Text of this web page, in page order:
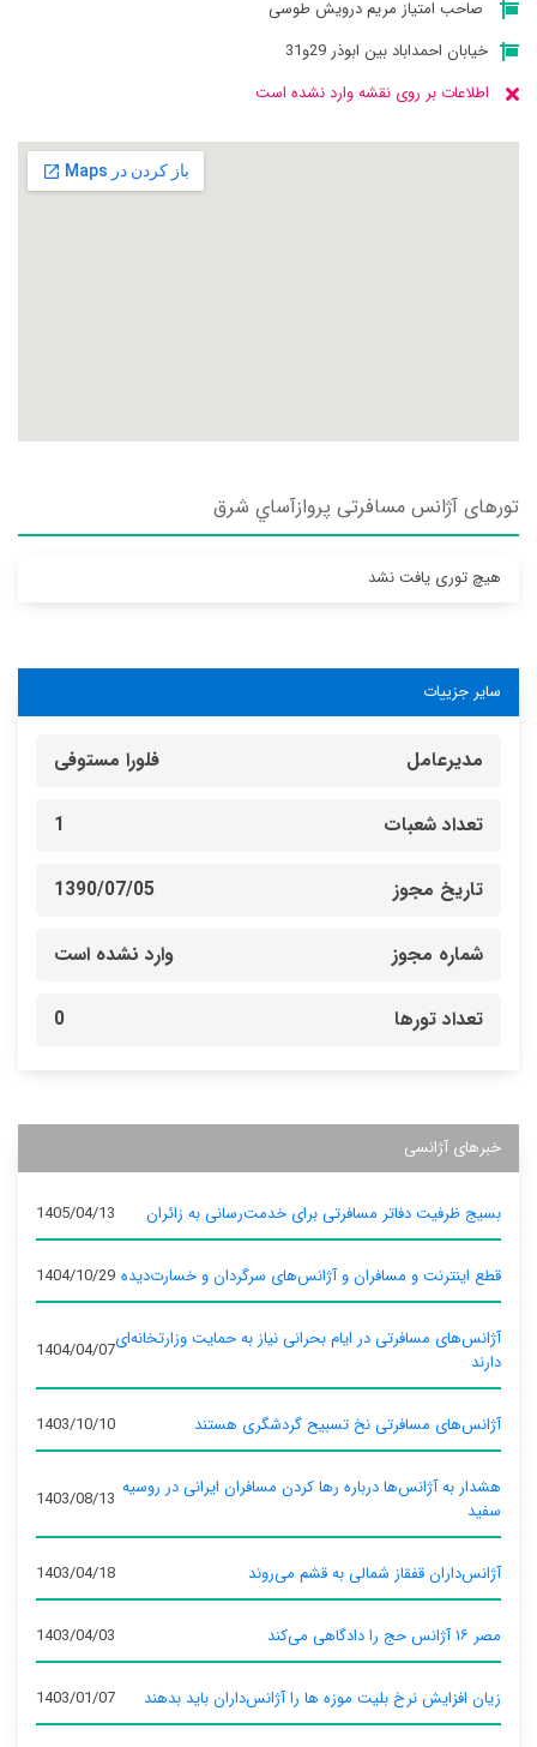
صاحب امتیاز مریم درویش طوسی
خیابان احمداباد بین ابوذر 29و31
اطلاعات بر روی نقشه وارد نشده است
تورهای آژانس مسافرتی پروازآساي شرق
هیچ توری یافت نشد
سایر جزییات
مدیرعامل فلورا مستوفی
تعداد شعبات 1
تاریخ مجوز 1390/07/05
شماره مجوز وارد نشده است
تعداد تورها 0
خبرهای آژانسی
بسیج ظرفیت دفاتر مسافرتی برای خدمت‌رسانی به زائران 1405/04/13
قطع اینترنت و مسافران و آژانس‌های سرگردان و خسارت‌دیده 1404/10/29
آژانس‌های مسافرتی در ایام بحرانی نیاز به حمایت وزارتخانه‌ای
دارند
1404/04/07
آژانس‌های مسافرتی نخ تسبیح گردشگری هستند 1403/10/10
هشدار به آژانس‌ها درباره رها کردن مسافران ایرانی در روسیه
سفید
1403/08/13
آژانس‌داران قفقاز شمالی به قشم می‌روند 1403/04/18
مصر ۱۶ آژانس حج را دادگاهی می‌کند 1403/04/03
زیان افزایش نرخ بلیت موزه ها را آژانس‌داران باید بدهند 1403/01/07